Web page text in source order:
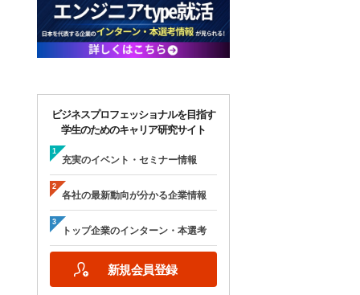
ビジネスプロフェッショナルを目指す
学生のためのキャリア研究サイト
充実のイベント・セミナー情報
各社の最新動向が分かる企業情報
トップ企業のインターン・本選考
新規会員登録